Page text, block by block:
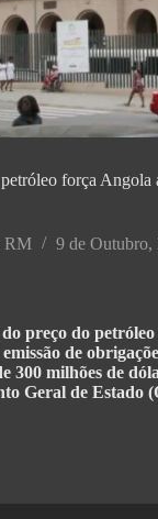
força Angola
RM
9 de Outubro,
preço do
de
300 milhões de
Geral de Estado